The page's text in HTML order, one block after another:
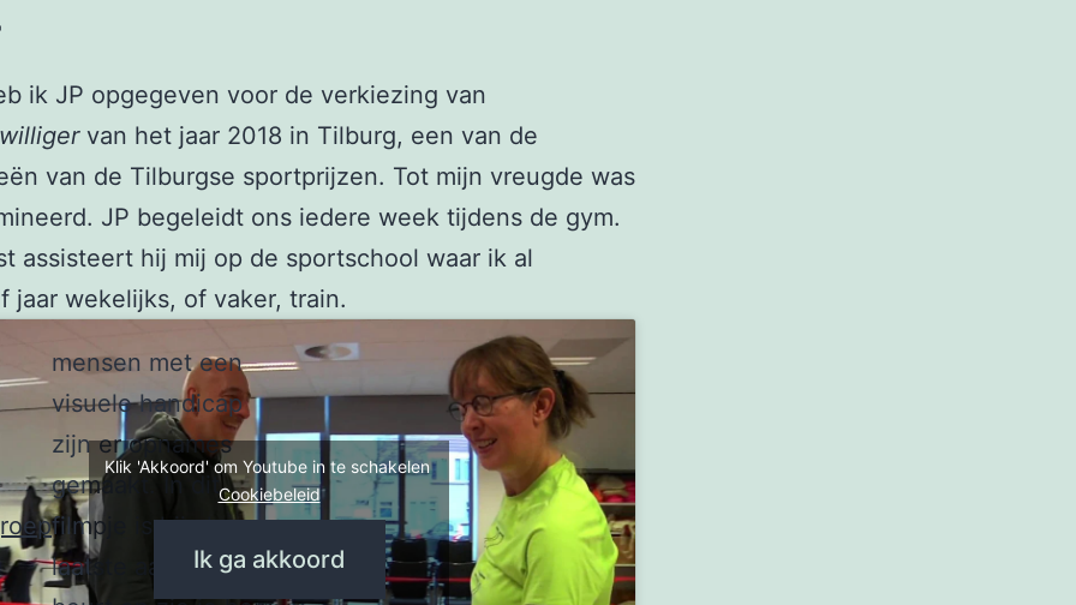
ik JP opgegeven voor de verkiezing van
van het jaar 2018 in Tilburg, een van de
van de Tilburgse sportprijzen. Tot mijn vreugde was
JP begeleidt ons iedere week tijdens de gym.
assisteert hij mij op de sportschool waar ik al
jaar wekelijks, of vaker, train.
mensen met een
visuele handicap
zijn er opnames
gemaakt. In dit
filmpje is hij als
laatste aan de
Klik 'Akkoord' om Youtube in te schakelen
Cookiebeleid
Ik ga akkoord